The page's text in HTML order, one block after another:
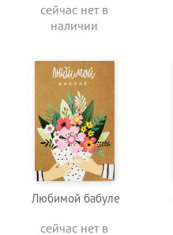
сейчас нет в
наличии
Любимой бабуле
сейчас нет в